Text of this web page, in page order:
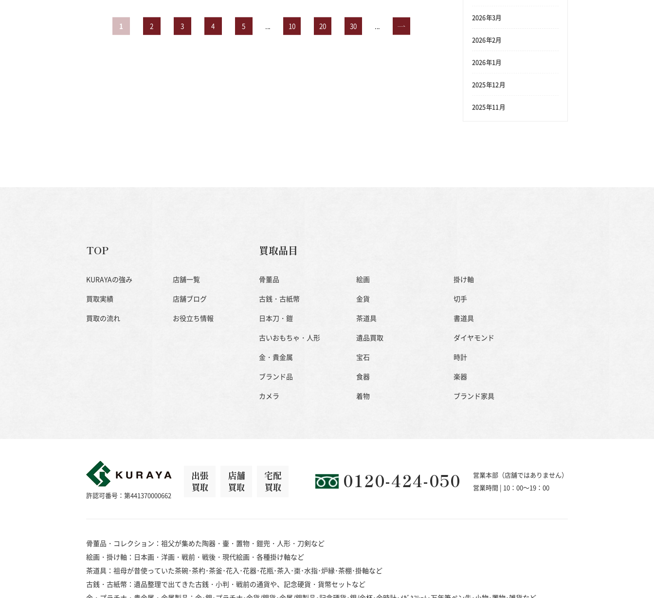
1 2 3 4 5 10 20 30 »
2026年3月
2026年2月
2026年1月
2025年12月
2025年11月
TOP
KURAYAの強み
買取実績
買取の流れ
店舗一覧
店舗ブログ
お役立ち情報
買取品目
骨董品 絵画
掛け軸
古銭・古紙幣
金貨
切手
日本刀・鎧
茶道具
書道具
古いおもちゃ・人形
遺品買取
ダイヤモンド
金・貴金属
宝石
時計
ブランド品
食器
楽器
カメラ
着物 ブランド家具
許認可番号：第441370000662
出張
買取
店舗
買取
宅配
買取
0120-424-050
営業本部（店舗ではありません）
営業時間 | 10：00～19：00
骨董品・コレクション：祖父が集めた陶器・壷・置物・鎧兜・人形・刀剣など
絵画・掛け軸：日本画・洋画・戦前・戦後・現代絵画・各種掛け軸など
茶道具：祖母が昔使っていた茶碗･茶杓･茶釜･花入･花器･花瓶･茶入･棗･水指･炉縁･茶棚･掛軸など
古銭・古紙幣：遺品整理で出てきた古銭・小判・戦前の通貨や、記念硬貨・貨幣セットなど